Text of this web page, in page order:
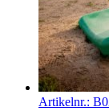
Artikelnr.: